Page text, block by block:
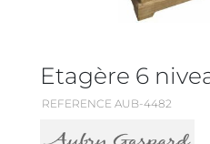
Etagère 6
REFERENCE AUB-4482